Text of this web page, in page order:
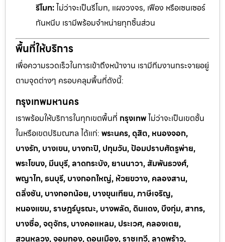
รีโมท:ไม่ว่าจะเป็นรีโมท, แผงวงจร, เฟือง หรือเซนเซอร์
กันหนีบ เรามีพร้อมจำหน่ายทุกชิ้นส่วน
พื้นที่ให้บริการ
เพื่อความรวดเร็วในการเข้าถึงหน้างาน เรามีทีมงานกระจายอยู่
ตามจุดต่างๆ ครอบคลุมพื้นที่ดังนี้:
กรุงเทพมหานคร
เราพร้อมให้บริการในทุกเขตพื้นที่ กรุงเทพไม่ว่าจะเป็นเขตชั้น
ในหรือเขตปริมณฑล ได้แก่: พระนคร, ดุสิต, หนองจอก,
บางรัก, บางเขน, บางกะปิ, ปทุมวัน, ป้อมปราบศัตรูพ่าย,
พระโขนง, มีนบุรี, ลาดกระบัง, ยานนาวา, สัมพันธวงศ์,
พญาไท, ธนบุรี, บางกอกใหญ่, ห้วยขวาง, คลองสาน,
ตลิ่งชัน, บางกอกน้อย, บางขุนเทียน, ภาษีเจริญ,
หนองแขม, ราษฎร์บูรณะ, บางพลัด, ดินแดง, บึงกุ่ม, สาทร,
บางซื่อ, จตุจักร, บางคอแหลม, ประเวศ, คลองเตย,
สวนหลวง, จอมทอง, ดอนเมือง, ราชเทวี, ลาดพร้าว,